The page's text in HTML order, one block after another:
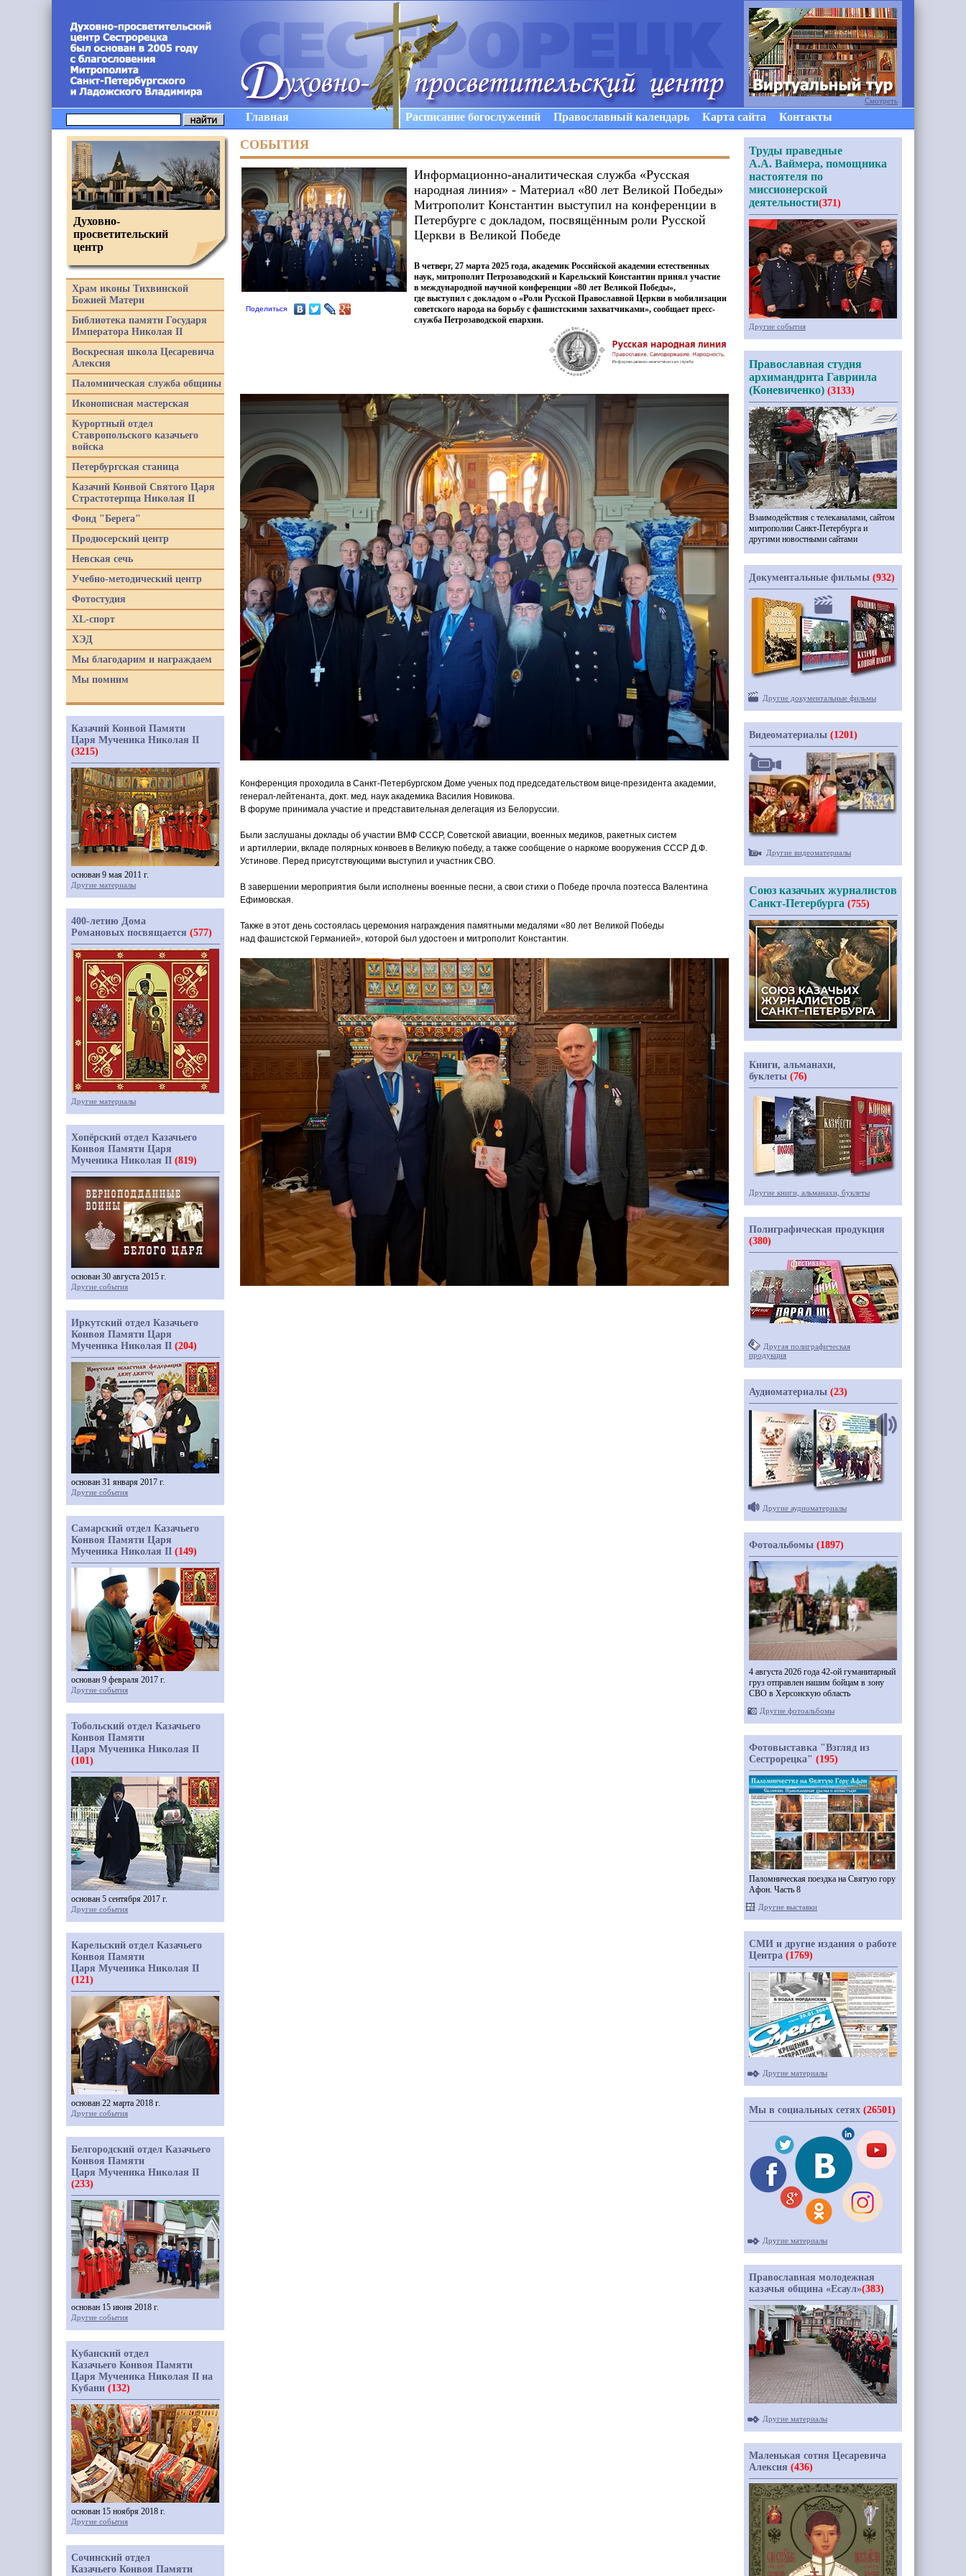
Главная Расписание богослужений Православный календарь Карта сайта Контакты
СОБЫТИЯ
Поделиться
Информационно-аналитическая служба «Русская
народная линия» - Материал «80 лет Великой Победы»
Митрополит Константин выступил на конференции в
Петербурге с докладом, посвящённым роли Русской
Церкви в Великой Победе
В четверг, 27 марта 2025 года, академик Российской академии естественных
наук, митрополит Петрозаводский и Карельский Константин принял участие
в международной научной конференции «80 лет Великой Победы»,
где выступил с докладом о «Роли Русской Православной Церкви в мобилизации
советского народа на борьбу с фашистскими захватчиками», сообщает пресс-
служба Петрозаводской епархии.
Конференция проходила в Санкт-Петербургском Доме ученых под председательством вице-президента академии,
генерал-лейтенанта, докт. мед. наук академика Василия Новикова.
В форуме принимала участие и представительная делегация из Белоруссии.
Были заслушаны доклады об участии ВМФ СССР, Советской авиации, военных медиков, ракетных систем
и артиллерии, вкладе полярных конвоев в Великую победу, а также сообщение о наркоме вооружения СССР Д.Ф.
Устинове. Перед присутствующими выступил и участник СВО.
В завершении мероприятия были исполнены военные песни, а свои стихи о Победе прочла поэтесса Валентина
Ефимовская.
Также в этот день состоялась церемония награждения памятными медалями «80 лет Великой Победы
над фашистской Германией», которой был удостоен и митрополит Константин.
Духовно-
просветительский
центр
Храм иконы Тихвинской
Божией Матери
Библиотека памяти Государя
Императора Николая II
Воскресная школа Цесаревича
Алексия
Паломническая служба общины
Иконописная мастерская
Курортный отдел
Ставропольского казачьего
войска
Петербургская станица
Казачий Конвой Святого Царя
Страстотерпца Николая II
Фонд "Берега"
Продюсерский центр
Невская сечь
Учебно-методический центр
Фотостудия
XL-спорт
ХЭД
Мы благодарим и награждаем
Мы помним
Казачий Конвой Памяти
Царя Мученика Николая II
(3215)
основан 9 мая 2011 г.
Другие материалы
400-летию Дома
Романовых посвящается (577)
Другие материалы
Хопёрский отдел Казачьего
Конвоя Памяти Царя
Мученика Николая II (819)
основан 30 августа 2015 г.
Другие события
Иркутский отдел Казачьего
Конвоя Памяти Царя
Мученика Николая II (204)
основан 31 января 2017 г.
Другие события
Самарский отдел Казачьего
Конвоя Памяти Царя
Мученика Николая II (149)
основан 9 февраля 2017 г.
Другие события
Тобольский отдел Казачьего
Конвоя Памяти
Царя Мученика Николая II
(101)
основан 5 сентября 2017 г.
Другие события
Карельский отдел Казачьего
Конвоя Памяти
Царя Мученика Николая II
(121)
основан 22 марта 2018 г.
Другие события
Белгородский отдел Казачьего
Конвоя Памяти
Царя Мученика Николая II
(233)
основан 15 июня 2018 г.
Другие события
Кубанский отдел
Казачьего Конвоя Памяти
Царя Мученика Николая II на
Кубани (132)
основан 15 ноября 2018 г.
Другие события
Сочинский отдел
Казачьего Конвоя Памяти
Смотреть
Труды праведные
А.А. Ваймера, помощника
настоятеля по
миссионерской
деятельности(371)
Другие события
Православная студия
архимандрита Гавриила
(Коневиченко) (3133)
Взаимодействия с телеканалами, сайтом
митрополии Санкт-Петербурга и
другими новостными сайтами
Документальные фильмы (932)
Другие документальные фильмы
Видеоматериалы (1201)
Другие видеоматериалы
Союз казачьих журналистов
Санкт-Петербурга (755)
Книги, альманахи,
буклеты (76)
Другие книги, альманахи, буклеты
Полиграфическая продукция
(380)
Другая полиграфическая
продукция
Аудиоматериалы (23)
Другие аудиоматериалы
Фотоальбомы (1897)
4 августа 2026 года 42-ой гуманитарный
груз отправлен нашим бойцам в зону
СВО в Херсонскую область
Другие фотоальбомы
Фотовыставка "Взгляд из
Сестрорецка" (195)
Паломническая поездка на Святую гору
Афон. Часть 8
Другие выставки
СМИ и другие издания о работе
Центра (1769)
Другие материалы
Мы в социальных сетях (26501)
Другие материалы
Православная молодежная
казачья община «Есаул»(383)
Другие материалы
Маленькая сотня Цесаревича
Алексия (436)